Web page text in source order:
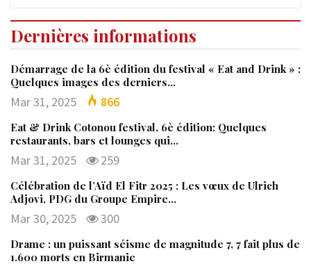
Dernières informations
Démarrage de la 6è édition du festival « Eat and Drink » :
Quelques images des derniers…
Mar 31, 2025 866
Eat & Drink Cotonou festival, 6è édition: Quelques
restaurants, bars et lounges qui…
Mar 31, 2025 259
Célébration de l’Aïd El Fitr 2025 : Les vœux de Ulrich
Adjovi, PDG du Groupe Empire…
Mar 30, 2025 300
Drame : un puissant séisme de magnitude 7, 7 fait plus de
1.600 morts en Birmanie